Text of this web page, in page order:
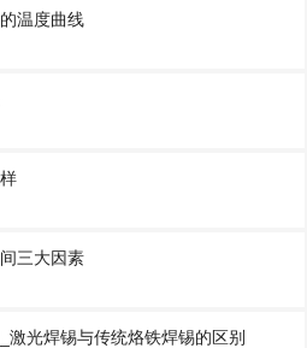
温度曲线
三大因素
光焊锡与传统烙铁焊锡的区别